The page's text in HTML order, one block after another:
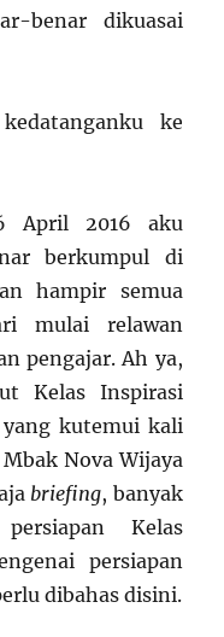
benar dikuasai
ke
April 2016 aku
berkumpul di
hampir semua
mulai relawan
pengajar. Ah ya,
Kelas Inspirasi
kutemui kali
Nova Wijaya
briefing, banyak
Kelas
persiapan
dibahas disini.